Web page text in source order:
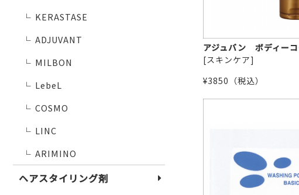
└ KERASTASE
└ ADJUVANT
└ MILBON
└ LebeL
└ COSMO
└ LINC
└ ARIMINO
ヘアスタイリング剤